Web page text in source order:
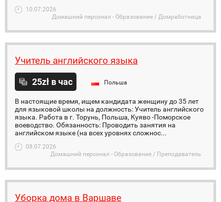
10.07.2026
Домашний персонал - Образование / Домработница
Учитель английского языка
25zł в час Польша
В настоящие время, ищем кандидата женщину до 35 лет
для языковой школы на должность: Учитель английского
языка. Работа в г. Торунь, Польша, Куяво -Поморское
воеводство. Обязанность: Проводить занятия на
английском языке (на всех уровнях сложнос...
08.07.2026
Домашний персонал - Образование / Преподаватель
Уборка дома в Варшаве